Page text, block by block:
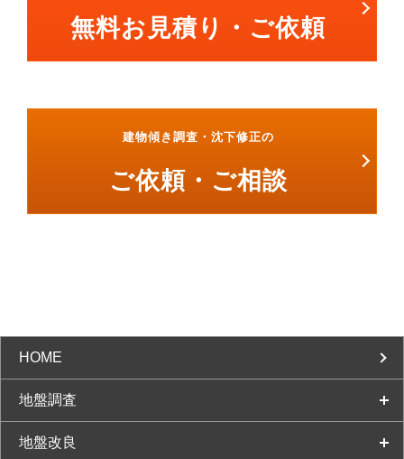
無料お見積り・ご依頼
建物傾き調査・沈下修正の
ご依頼・ご相談
HOME
地盤調査
地盤改良